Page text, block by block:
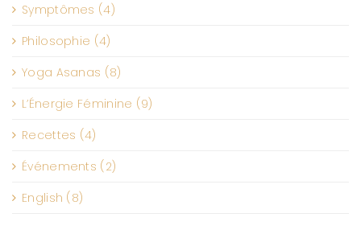
Symptômes (4)
Philosophie (4)
Yoga Asanas (8)
L’Énergie Féminine (9)
Recettes (4)
Événements (2)
English (8)